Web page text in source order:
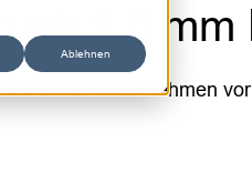
Ablehnen
ab 1,5 mm
die Unternehmen